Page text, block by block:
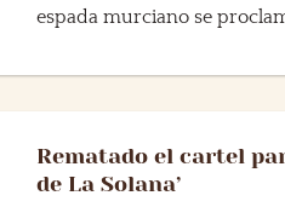
espada murciano se
Rematado el cartel
de La Solana’